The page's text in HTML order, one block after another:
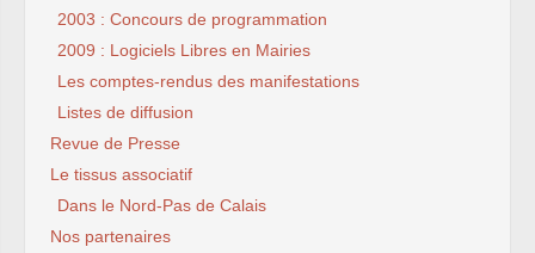
2003 : Concours de programmation
2009 : Logiciels Libres en Mairies
Les comptes-rendus des manifestations
Listes de diffusion
Revue de Presse
Le tissus associatif
Dans le Nord-Pas de Calais
Nos partenaires